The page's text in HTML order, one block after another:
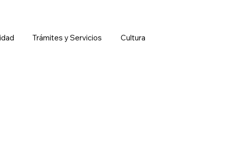
Trámites y Servicios Cultura